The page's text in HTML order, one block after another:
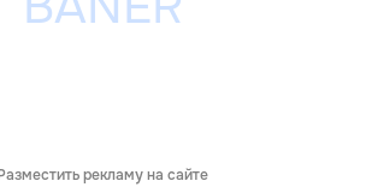
рекламу на сайте